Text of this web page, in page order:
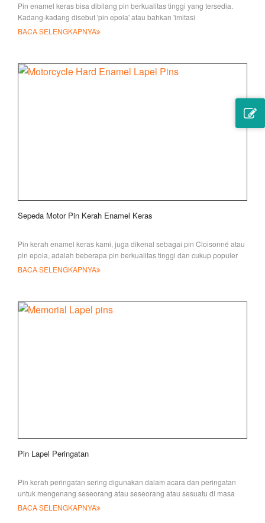
Pin enamel keras bisa dibilang pin berkualitas tinggi yang tersedia.
Kadang-kadang disebut 'pin epola' atau bahkan 'imitasi
BACA SELENGKAPNYA
Sepeda Motor Pin Kerah Enamel Keras
Pin kerah enamel keras kami, juga dikenal sebagai pin Cloisonné atau
pin epola, adalah beberapa pin berkualitas tinggi dan cukup populer
BACA SELENGKAPNYA
Pin Lapel Peringatan
Pin kerah peringatan sering digunakan dalam acara dan peringatan
untuk mengenang seseorang atau seseorang atau sesuatu di masa
lalu. T
BACA SELENGKAPNYA